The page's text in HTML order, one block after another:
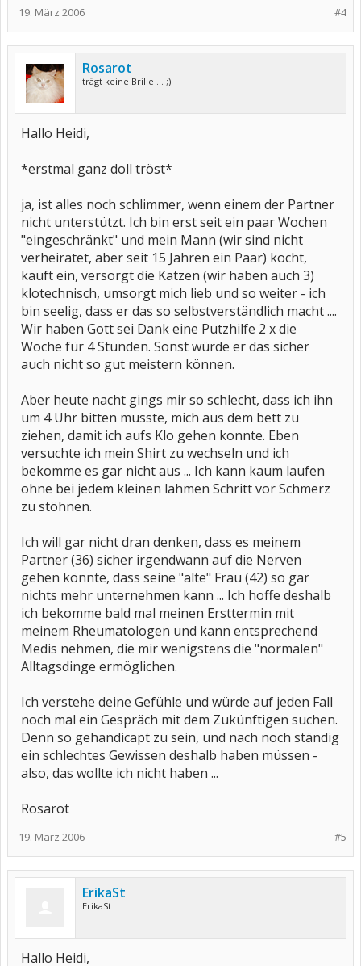
#4
19. März 2006
Rosarot
trägt keine Brille ... ;)
Hallo Heidi,
*erstmal ganz doll tröst*
ja, ist alles noch schlimmer, wenn einem der Partner
nicht unterstützt. Ich bin erst seit ein paar Wochen
"eingeschränkt" und mein Mann (wir sind nicht
verheiratet, aber seit 15 Jahren ein Paar) kocht,
kauft ein, versorgt die Katzen (wir haben auch 3)
klotechnisch, umsorgt mich lieb und so weiter - ich
bin seelig, dass er das so selbstverständlich macht ....
Wir haben Gott sei Dank eine Putzhilfe 2 x die
Woche für 4 Stunden. Sonst würde er das sicher
auch nicht so gut meistern können.
Aber heute nacht gings mir so schlecht, dass ich ihn
um 4 Uhr bitten musste, mich aus dem bett zu
ziehen, damit ich aufs Klo gehen konnte. Eben
versuchte ich mein Shirt zu wechseln und ich
bekomme es gar nicht aus ... Ich kann kaum laufen
ohne bei jedem kleinen lahmen Schritt vor Schmerz
zu stöhnen.
Ich will gar nicht dran denken, dass es meinem
Partner (36) sicher irgendwann auf die Nerven
gehen könnte, dass seine "alte" Frau (42) so gar
nichts mehr unternehmen kann ... Ich hoffe deshalb
ich bekomme bald mal meinen Ersttermin mit
meinem Rheumatologen und kann entsprechend
Medis nehmen, die mir wenigstens die "normalen"
Alltagsdinge ermöglichen.
Ich verstehe deine Gefühle und würde auf jeden Fall
noch mal ein Gespräch mit dem Zukünftigen suchen.
Denn so gehandicapt zu sein, und nach noch ständig
ein schlechtes Gewissen deshalb haben müssen -
also, das wollte ich nicht haben ...
Rosarot
#5
19. März 2006
ErikaSt
ErikaSt
Hallo Heidi,